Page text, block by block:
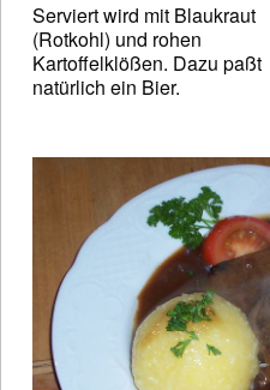
Serviert wird mit Blaukraut
(Rotkohl) und rohen
Kartoffelklößen. Dazu paßt
natürlich ein Bier.